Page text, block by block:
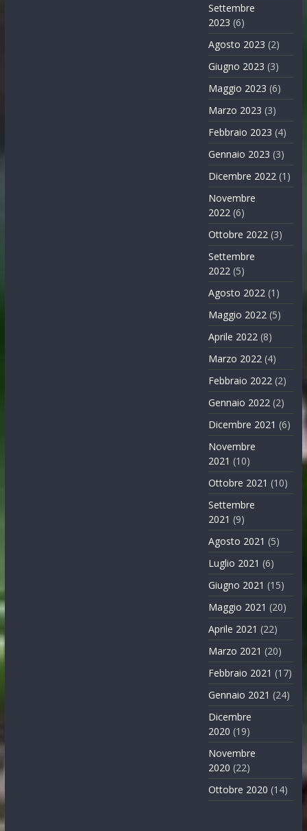
Settembre
2023 (6)
Agosto 2023 (2)
Giugno 2023 (3)
Maggio 2023 (6)
Marzo 2023 (3)
Febbraio 2023 (4)
Gennaio 2023 (3)
Dicembre 2022 (1)
Novembre
2022 (6)
Ottobre 2022 (3)
Settembre
2022 (5)
Agosto 2022 (1)
Maggio 2022 (5)
Aprile 2022 (8)
Marzo 2022 (4)
Febbraio 2022 (2)
Gennaio 2022 (2)
Dicembre 2021 (6)
Novembre
2021 (10)
Ottobre 2021 (10)
Settembre
2021 (9)
Agosto 2021 (5)
Luglio 2021 (6)
Giugno 2021 (15)
Maggio 2021 (20)
Aprile 2021 (22)
Marzo 2021 (20)
Febbraio 2021 (17)
Gennaio 2021 (24)
Dicembre
2020 (19)
Novembre
2020 (22)
Ottobre 2020 (14)